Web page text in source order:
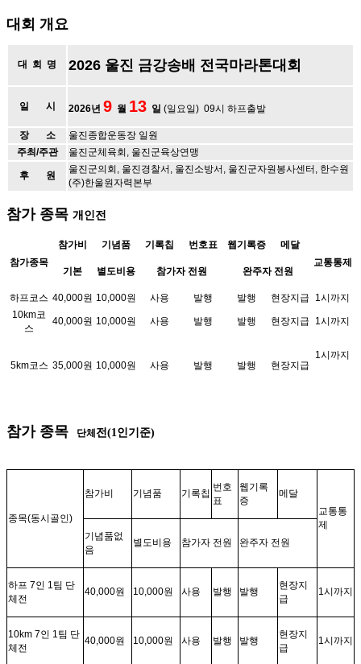
대회 개요
대 회 명 2026 울진 금강송배 전국마라톤대회
일 시 2026년 9 월 13 일 (일요일) 09시 하프출발
장 소
울진종합운동장 일원
주최/주관
울진군체육회, 울진군육상연맹
후 원
울진군의회, 울진경찰서, 울진소방서, 울진군자원봉사센터, 한수원
(주)한울원자력본부
참가 종목 개인전
참가종목
참가비 기념품 기록칩 번호표 웹기록증
메달
교통통제
기본 별도비용 참가자 전원 완주자 전원
하프코스 40,000원 10,000원 사용 발행 발행 현장지급
1시까지
10km코
스
40,000원 10,000원 사용 발행 발행 현장지급 1시까지
5km코스 35,000원 10,000원 사용 발행 발행 현장지급
1시까지
참가 종목 단체 전 (1 인기준)
종목(동시골인)
참가비 기념품 기록칩
번호
표
웹기록
증
메달
교통통
제
기념품없
음
별도비용 참가자 전원 완주자 전원
하프 7인 1팀 단
체전
40,000원 10,000원 사용 발행 발행
현장지
급
1시까지
10km 7인 1팀 단
체전
40,000원 10,000원 사용 발행 발행
현장지
급
1시까지